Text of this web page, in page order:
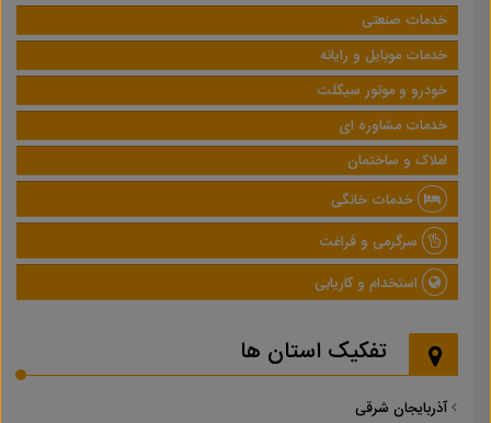
خدمات صنعتی
خدمات موبایل و رایانه
خودرو و موتور سیکلت
خدمات مشاوره ای
املاک و ساختمان
خدمات خانگی
سرگرمی و فراغت
استخدام و کاریابی
تفکیک استان ها
آذربایجان شرقی